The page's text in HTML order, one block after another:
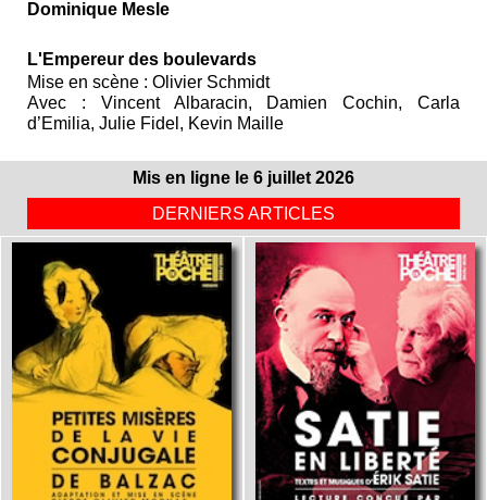
Dominique Mesle
L'Empereur des boulevards
Mise en scène : Olivier Schmidt
Avec : Vincent Albaracin, Damien Cochin, Carla
d’Emilia, Julie Fidel, Kevin Maille
Mis en ligne le 6 juillet 2026
DERNIERS ARTICLES